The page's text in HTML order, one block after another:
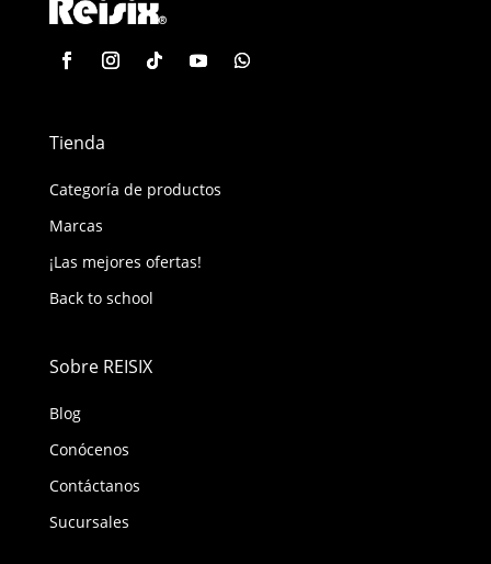
Tienda
Categoría de productos
Marcas
¡Las mejores ofertas!
Back to school
Sobre REISIX
Blog
Conócenos
Contáctanos
Sucursales